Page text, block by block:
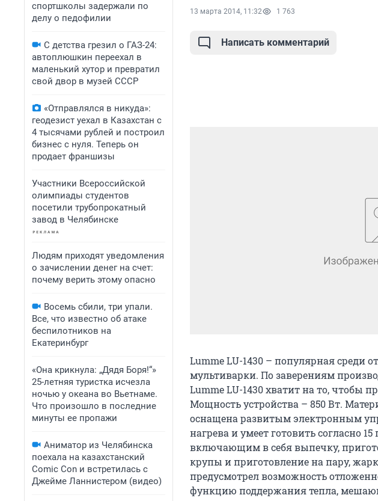
спортшколы задержали по
делу о педофилии
С детства грезил о ГАЗ-24:
автоплюшкин переехал в
маленький хутор и превратил
свой двор в музей СССР
«Отправлялся в никуда»:
геодезист уехал в Казахстан с
4 тысячами рублей и построил
бизнес с нуля. Теперь он
продает франшизы
Участники Всероссийской
олимпиады студентов
посетили трубопрокатный
завод в Челябинске
Людям приходят уведомления
о зачислении денег на счет:
почему верить этому опасно
Восемь сбили, три упали.
Все, что известно об атаке
беспилотников на
Екатеринбург
«Она крикнула: „Дядя Боря!“»
25-летняя туристка исчезла
ночью у океана во Вьетнаме.
Что произошло в последние
минуты ее пропажи
Аниматор из Челябинска
поехала на казахстанский
Comic Con и встретилась с
Джейме Ланнистером (видео)
13 марта 2014, 11:32 1 763
Написать комментарий
Lumme LU-1430 – популярная среди
мультиварки. По заверениям
Lumme LU-1430 хватит на то, чтобы
Мощность устройства – 850 Вт.
оснащена развитым электронным
нагрева и умеет готовить согласно
включающим в себя выпечку,
крупы и приготовление на пару,
предусмотрел возможность
функцию поддержания тепла,